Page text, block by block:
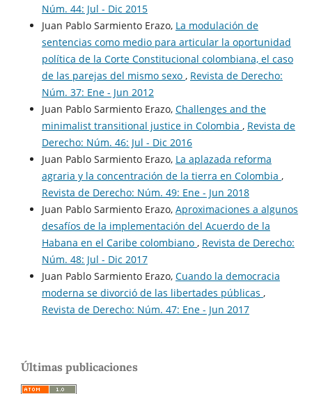
Núm. 44: Jul - Dic 2015
Juan Pablo Sarmiento Erazo, La modulación de
sentencias como medio para articular la oportunidad
política de la Corte Constitucional colombiana, el caso
de las parejas del mismo sexo , Revista de Derecho:
Núm. 37: Ene - Jun 2012
Juan Pablo Sarmiento Erazo, Challenges and the
minimalist transitional justice in Colombia , Revista de
Derecho: Núm. 46: Jul - Dic 2016
Juan Pablo Sarmiento Erazo, La aplazada reforma
agraria y la concentración de la tierra en Colombia ,
Revista de Derecho: Núm. 49: Ene - Jun 2018
Juan Pablo Sarmiento Erazo, Aproximaciones a algunos
desafíos de la implementación del Acuerdo de la
Habana en el Caribe colombiano , Revista de Derecho:
Núm. 48: Jul - Dic 2017
Juan Pablo Sarmiento Erazo, Cuando la democracia
moderna se divorció de las libertades públicas ,
Revista de Derecho: Núm. 47: Ene - Jun 2017
Últimas publicaciones